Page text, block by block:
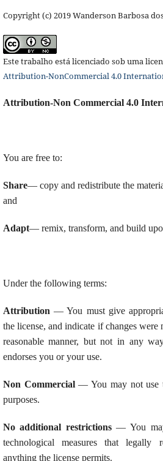
Copyright (c) 2019 Wanderson Barbosa
Este trabalho está licenciado sob uma
Attribution-NonCommercial 4.0
Attribution-Non Commercial 4.0
You are free to:
Share— copy and redistribute the
and
Adapt— remix, transform, and build
Under the following terms:
Attribution — You must give
the license, and indicate if changes were
reasonable manner, but not in any
endorses you or your use.
Non Commercial— You may not use
purposes.
No additional restrictions— You
technological measures that legally
anything the license permits.